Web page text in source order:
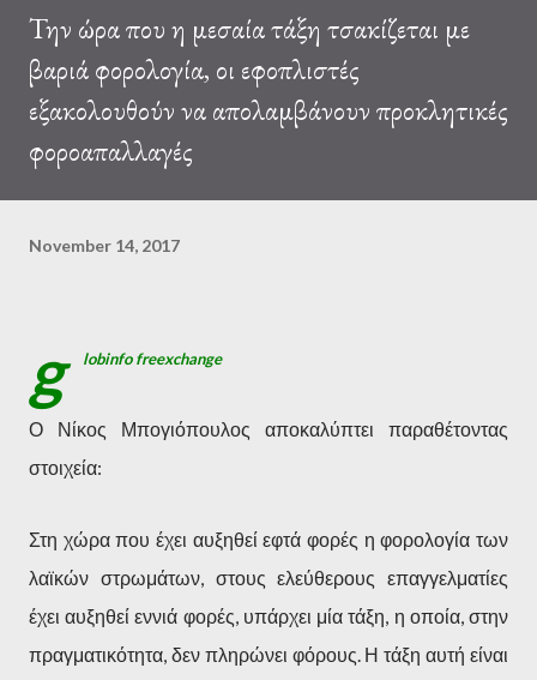
Την ώρα που η μεσαία τάξη τσακίζεται με
βαριά φορολογία, οι εφοπλιστές
εξακολουθούν να απολαμβάνουν προκλητικές
φοροαπαλλαγές
November 14, 2017
g lobinfo freexchange
Ο Νίκος Μπογιόπουλος αποκαλύπτει παραθέτοντας
στοιχεία:
Στη χώρα που έχει αυξηθεί εφτά φορές η φορολογία των
λαϊκών στρωμάτων, στους ελεύθερους επαγγελματίες
έχει αυξηθεί εννιά φορές, υπάρχει μία τάξη, η οποία, στην
πραγματικότητα, δεν πληρώνει φόρους. Η τάξη αυτή είναι